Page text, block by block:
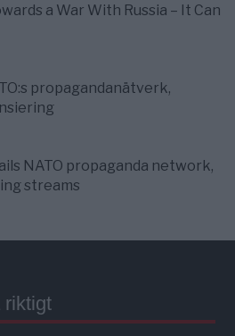
a War With Russia – It Can
propagandanätverk,
NATO propaganda network,
streams
riktigt